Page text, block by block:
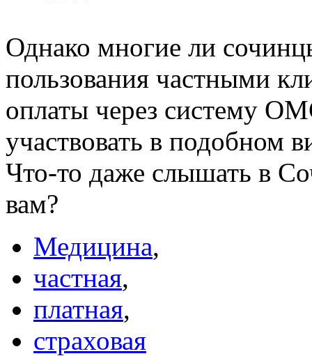
Однако многие ли
пользования частными
оплаты через систему
участвовать в подобном
Что-то даже слышать в
вам?
Медицина,
частная,
платная,
страховая